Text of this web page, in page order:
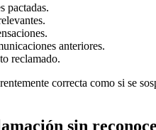
pactadas.
anteriores.
reclamado.
correcta como si se
sin